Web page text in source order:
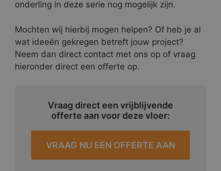
onderling in deze serie nog mogelijk zijn.
Mochten wij hierbij mogen helpen? Of heb je al
wat ideeën gekregen betreft jouw project?
Neem dan direct contact met ons op of vraag
hieronder direct een offerte op.
Vraag direct een vrijblijvende
offerte aan voor deze vloer:
VRAAG NU EEN OFFERTE AAN